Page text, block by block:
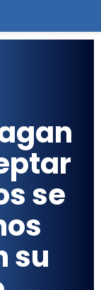
se
su